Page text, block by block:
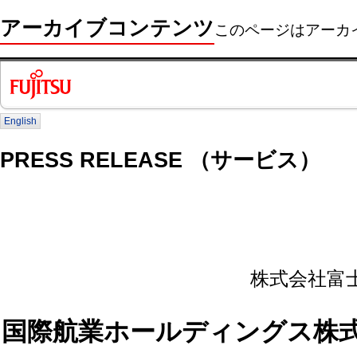
アーカイブコンテンツこのページはアー
English
PRESS RELEASE （サービス）
株式会社富
国際航業ホールディングス株